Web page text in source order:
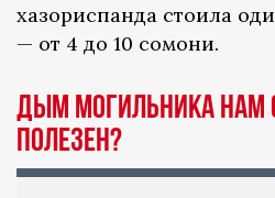
хазориспанда стоила
— от 4 до 10 сомони.
Дым могильника нам
полезен?